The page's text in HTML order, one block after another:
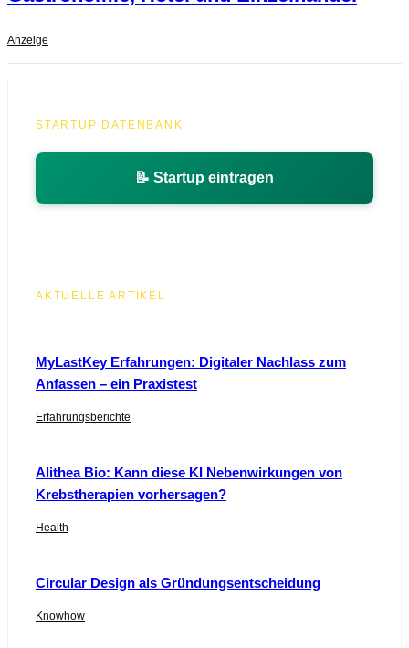
Anzeige
STARTUP DATENBANK
📝 Startup eintragen
AKTUELLE ARTIKEL
MyLastKey Erfahrungen: Digitaler Nachlass zum
Anfassen – ein Praxistest
Erfahrungsberichte
Alithea Bio: Kann diese KI Nebenwirkungen von
Krebstherapien vorhersagen?
Health
Circular Design als Gründungsentscheidung
Knowhow